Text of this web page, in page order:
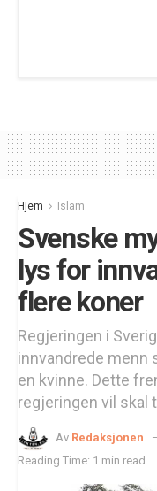
Hjem Islam
Svenske
lys for
flere koner
Regjeringen i
innvandrede menn
en kvinne. Dette
regjeringen vil skal
Av Redaksjonen
Reading Time: 1 min read